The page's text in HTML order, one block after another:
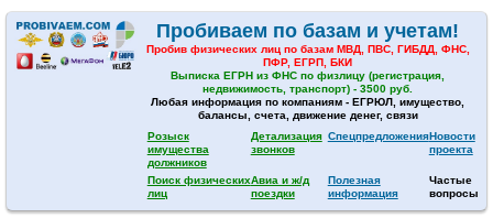
Пробиваем по базам и учетам!
Пробив физических лиц по базам МВД, ПВС, ГИБДД, ФНС,
ПФР, ЕГРП, БКИ
Выписка ЕГРН из ФНС по физлицу (регистрация,
недвижимость, транспорт) - 3500 руб.
Любая информация по компаниям - ЕГРЮЛ, имущество,
балансы, счета, движение денег, связи
Розыск
имущества
должников
Детализация
звонков
СпецпредложенияНовости
проекта
Поиск физических
лиц
Авиа и ж/д
поездки
Полезная
информация
Частые
вопросы